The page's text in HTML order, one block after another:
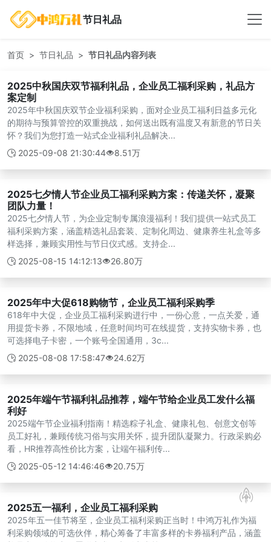
节日礼品
首页 节日礼品 节日礼品内容列表
2025中秋国庆双节福利礼品，企业员工福利采购，礼品方
案定制
2025年中秋国庆双节企业福利采购，面对企业员工福利日益多元化
的期待与预算管控的双重挑战，如何送出既有温度又有新意的节日关
怀？我们为您打造一站式企业福利礼品解决...
2025-09-08 21:30:44
8.51万
2025七夕情人节企业员工福利采购方案：传递关怀，凝聚
团队力量！
2025七夕情人节，为企业定制专属浪漫福利！我们提供一站式员工
福利采购方案，涵盖精选礼品套装、定制化周边、健康养生礼盒等多
样选择，兼顾实用性与节日仪式感。支持企...
2025-08-15 14:12:13
26.80万
2025年中大促618购物节，企业员工福利采购季
618年中大促，企业员工福利采购进行中，一份心意，一点关爱，通
用提货卡券，不限地域，任意时间均可在线提货，支持实物卡券，也
可选择电子卡密，一个账号全国通用，3c...
2025-08-08 17:58:47
24.62万
2025年端午节福利礼品推荐，端午节给企业员工发什么福
利好
2025端午节企业福利指南！精选粽子礼盒、健康礼包、创意文创等
员工好礼，兼顾传统习俗与实用关怀，提升团队凝聚力。行政采购必
看，HR推荐高性价比方案，让端午福利传...
2025-05-12 14:46:46
20.75万
2025五一福利，企业员工福利采购
2025年五一佳节将至，企业员工福利采购正当时！中鸿万礼作为福
利采购领域的可选伙伴，精心筹备了丰富多样的卡券福利产品，涵盖